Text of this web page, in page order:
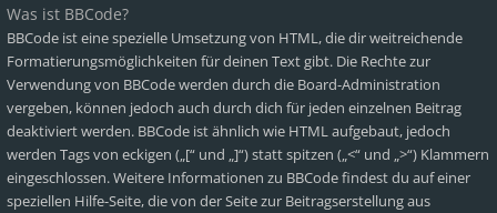
Was ist BBCode?
BBCode ist eine spezielle Umsetzung von HTML, die dir weitreichende
Formatierungsmöglichkeiten für deinen Text gibt. Die Rechte zur
Verwendung von BBCode werden durch die Board-Administration
vergeben, können jedoch auch durch dich für jeden einzelnen Beitrag
deaktiviert werden. BBCode ist ähnlich wie HTML aufgebaut, jedoch
werden Tags von eckigen („[“ und „]“) statt spitzen („<“ und „>“) Klammern
eingeschlossen. Weitere Informationen zu BBCode findest du auf einer
speziellen Hilfe-Seite, die von der Seite zur Beitragserstellung aus